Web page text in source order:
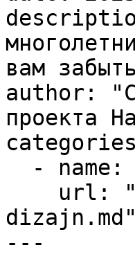
вам
author:
проекта
dizajn.md"
---